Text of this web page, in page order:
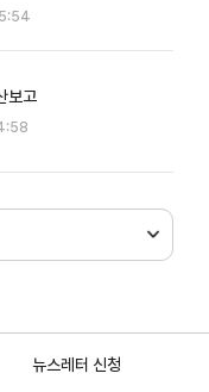
보고
뉴스레터 신청